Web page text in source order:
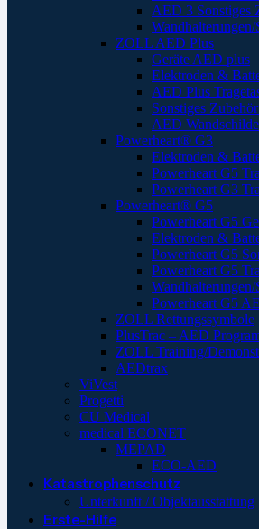
AED 3 Sonstiges
ZOLL AED Plus
Geräte AED plus
Elektroden &
AED Plus
Sonstiges
AED
Powerheart® G3
Elektroden &
Powerheart G5
Powerheart G3
Powerheart® G5
Powerheart G5
Elektroden &
Powerheart G5
Powerheart G5
Powerheart G5
ZOLL Rettungssymbole
PlusTrac – AED
ZOLL Training/
AEDtrax
ViVest
Progetti
CU Medical
medical ECONET
MEPAD
ECO-AED
Katastrophenschutz
Unterkunft / Objektausstattung
Erste-Hilfe